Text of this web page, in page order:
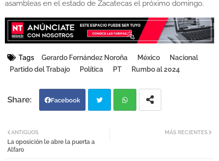
asambleas en el estado de Zacatecas el próximo domingo.
Tags Gerardo Fernández Noroña México
Nacional
Partido del Trabajo
Política PT Rumbo al 2024
Facebook
tter
MÁS RECIENTES
ANTIGUOS
La oposición le abre la puerta a
Alfaro